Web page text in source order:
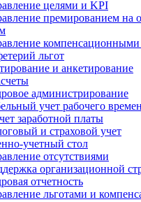
целями и KPI
премированием на
компенсационными
льгот
и анкетирование
администрирование
учет рабочего
заработной платы
и страховой учет
учетный стол
отсутствиями
организационной
отчетность
льготами и